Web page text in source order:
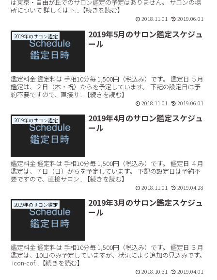
は東京・自由が丘でのサロン鑑定の予定はありません。 サロンの場
所について 詳しくは下...【続きを読む】
2018.11.01 2019.06.01
2019年のサロン鑑定
2019年5月のサロン鑑定スケジュ
ール
鑑定料金 鑑定料は 手相10分毎 1,500円（税込み）です。 鑑定日 ５月
鑑定は、２日（木・祝）からを予定しています。 下記の設定日は予
約不要ですので、直接サ...【続きを読む】
2018.11.01 2019.06.01
2019年のサロン鑑定
2019年4月のサロン鑑定スケジュ
ール
鑑定料金 鑑定料は 手相10分毎 1,500円（税込み）です。 鑑定日 ４月
鑑定は、７日（日）からを予定しています。 下記の設定日は予約不
要ですので、直接サロン...【続きを読む】
2018.11.01 2019.04.28
2019年のサロン鑑定
2019年3月のサロン鑑定スケジュ
ール
鑑定料金 鑑定料は 手相10分毎 1,500円（税込み）です。 鑑定日 ３月
鑑定は、10日のみ予定していますが、状況により追加の見込みです。
icon-cof...【続きを読む】
2018.10.31 2019.04.01